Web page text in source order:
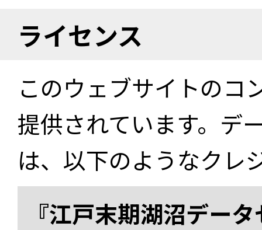
ライセンス
このウェブサイトのコ
提供されています。デ
は、以下のようなクレ
『江戸末期湖沼デー